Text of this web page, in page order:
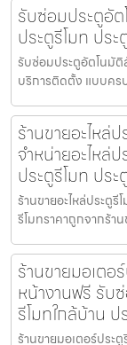
รับซ่อมประตูอั
ประตูรีโมท ปร
รับซ่อมประตูอัตโนมัติ
บริการติดตั้ง แบบคร
ร้านขายอะไหล่
จำหน่ายอะไหล่
ประตูรีโมท ปร
ร้านขายอะไหล่ประตูรี
รีโมทราคาถูกจากร้า
ร้านขายมอเตอ
หน้างานฟรี รับ
รีโมทใกล้บ้าน
ร้านขายมอเตอร์ประ